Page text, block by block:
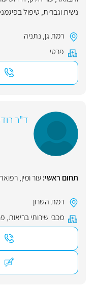
נשית וגברית, טיפול
רמת גן, נתניה
פרטי
ד"ר
תחום ראשי:עור ומין,
רמת השרון
מכבי שירותי בריאות,